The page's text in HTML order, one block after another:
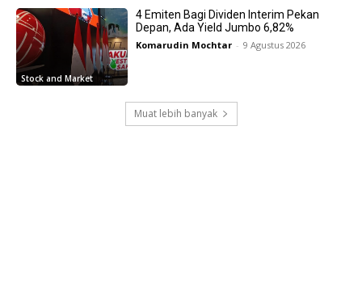
Stock and Market
4 Emiten Bagi Dividen Interim Pekan
Depan, Ada Yield Jumbo 6,82%
Komarudin Mochtar - 9 Agustus 2026
Muat lebih banyak